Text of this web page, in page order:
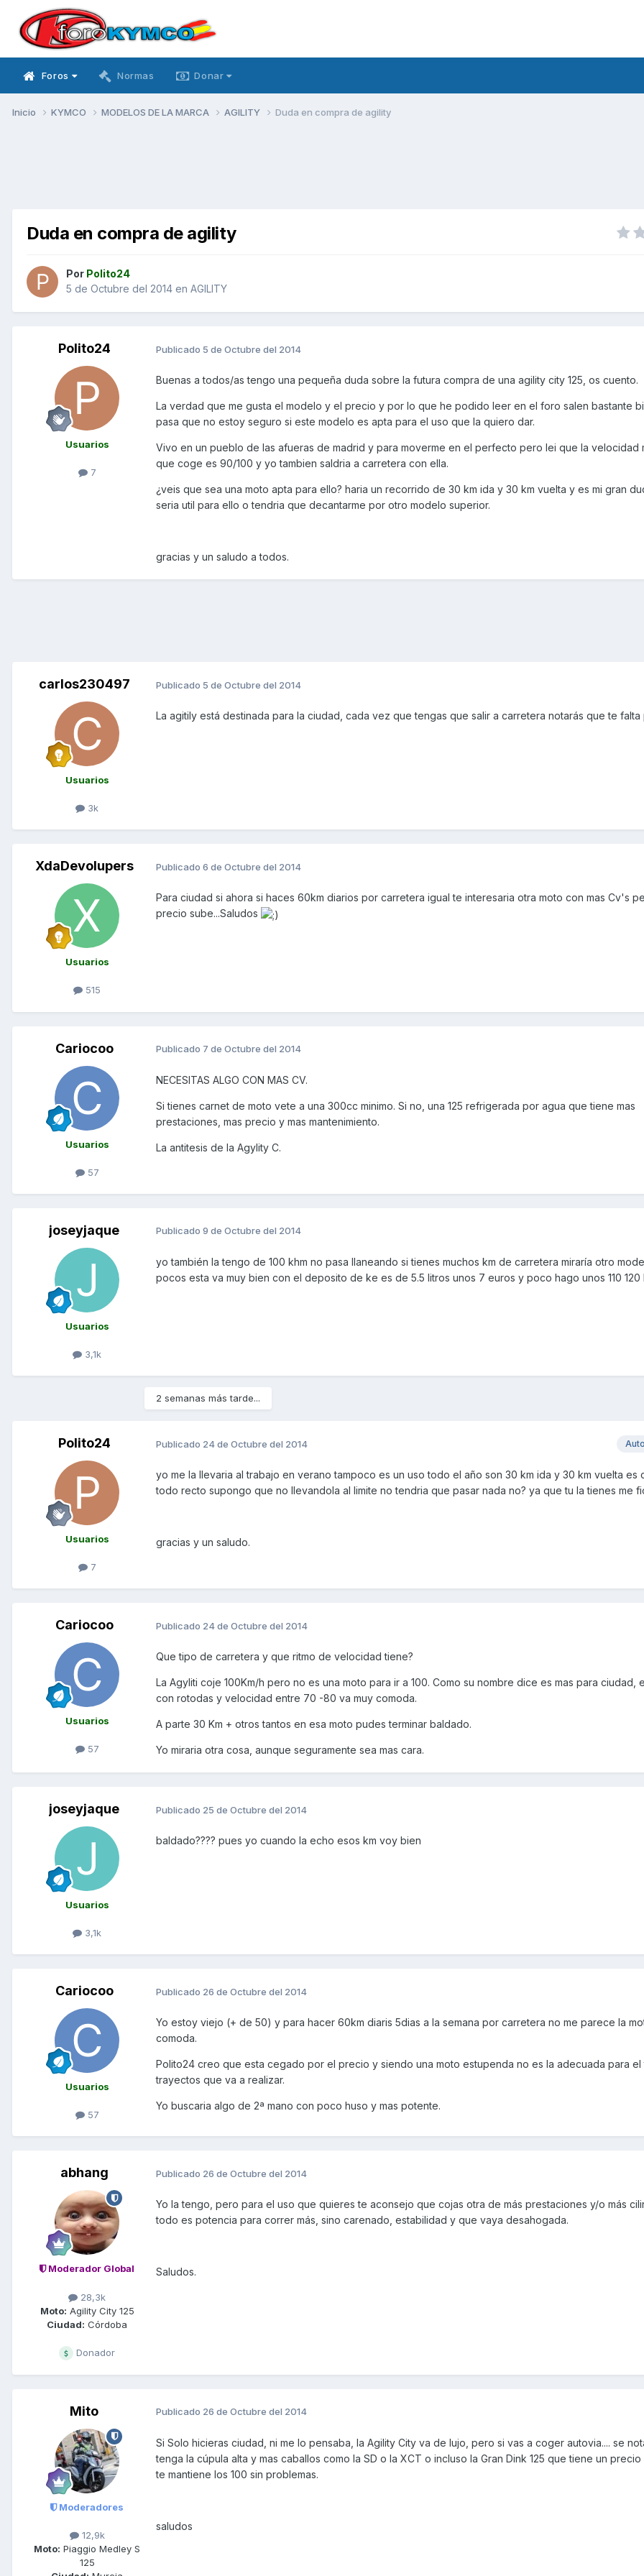
Foros Normas Donar
Inicio KYMCO MODELOS DE LA MARCA AGILITY Duda en compra de agility
Duda en compra de agility
Por Polito24
5 de Octubre del 2014 en AGILITY
Polito24
Usuarios
7
Publicado 5 de Octubre del 2014
Buenas a todos/as tengo una pequeña duda sobre la futura compra de una agility city 125, os cuento.
La verdad que me gusta el modelo y el precio y por lo que he podido leer en el foro salen bastante
pasa que no estoy seguro si este modelo es apta para el uso que la quiero dar.
Vivo en un pueblo de las afueras de madrid y para moverme en el perfecto pero lei que la velocidad
que coge es 90/100 y yo tambien saldria a carretera con ella.
¿veis que sea una moto apta para ello? haria un recorrido de 30 km ida y 30 km vuelta y es mi gran
seria util para ello o tendria que decantarme por otro modelo superior.
gracias y un saludo a todos.
carlos230497
Usuarios
3k
Publicado 5 de Octubre del 2014
La agitily está destinada para la ciudad, cada vez que tengas que salir a carretera notarás que te falta
XdaDevolupers
Usuarios
515
Publicado 6 de Octubre del 2014
Para ciudad si ahora si haces 60km diarios por carretera igual te interesaria otra moto con mas Cv's
precio sube...Saludos
Cariocoo
Usuarios
57
Publicado 7 de Octubre del 2014
NECESITAS ALGO CON MAS CV.
Si tienes carnet de moto vete a una 300cc minimo. Si no, una 125 refrigerada por agua que tiene mas
prestaciones, mas precio y mas mantenimiento.
La antitesis de la Agylity C.
joseyjaque
Usuarios
3,1k
Publicado 9 de Octubre del 2014
yo también la tengo de 100 khm no pasa llaneando si tienes muchos km de carretera miraría otro
pocos esta va muy bien con el deposito de ke es de 5.5 litros unos 7 euros y poco hago unos 110 120
2 semanas más tarde...
Polito24
Usuarios
7
Publicado 24 de Octubre del 2014
yo me la llevaria al trabajo en verano tampoco es un uso todo el año son 30 km ida y 30 km vuelta es
todo recto supongo que no llevandola al limite no tendria que pasar nada no? ya que tu la tienes me
gracias y un saludo.
Cariocoo
Usuarios
57
Publicado 24 de Octubre del 2014
Que tipo de carretera y que ritmo de velocidad tiene?
La Agyliti coje 100Km/h pero no es una moto para ir a 100. Como su nombre dice es mas para ciudad,
con rotodas y velocidad entre 70 -80 va muy comoda.
A parte 30 Km + otros tantos en esa moto pudes terminar baldado.
Yo miraria otra cosa, aunque seguramente sea mas cara.
joseyjaque
Usuarios
3,1k
Publicado 25 de Octubre del 2014
baldado???? pues yo cuando la echo esos km voy bien
Cariocoo
Usuarios
57
Publicado 26 de Octubre del 2014
Yo estoy viejo (+ de 50) y para hacer 60km diaris 5dias a la semana por carretera no me parece la
comoda.
Polito24 creo que esta cegado por el precio y siendo una moto estupenda no es la adecuada para el
trayectos que va a realizar.
Yo buscaria algo de 2ª mano con poco huso y mas potente.
abhang
Moderador Global
28,3k
Moto: Agility City 125
Ciudad: Córdoba
Donador
Publicado 26 de Octubre del 2014
Yo la tengo, pero para el uso que quieres te aconsejo que cojas otra de más prestaciones y/o más
todo es potencia para correr más, sino carenado, estabilidad y que vaya desahogada.
Saludos.
Mito
Moderadores
12,9k
Moto: Piaggio Medley S
125
Publicado 26 de Octubre del 2014
Si Solo hicieras ciudad, ni me lo pensaba, la Agility City va de lujo, pero si vas a coger autovia.... se
tenga la cúpula alta y mas caballos como la SD o la XCT o incluso la Gran Dink 125 que tiene un
te mantiene los 100 sin problemas.
saludos